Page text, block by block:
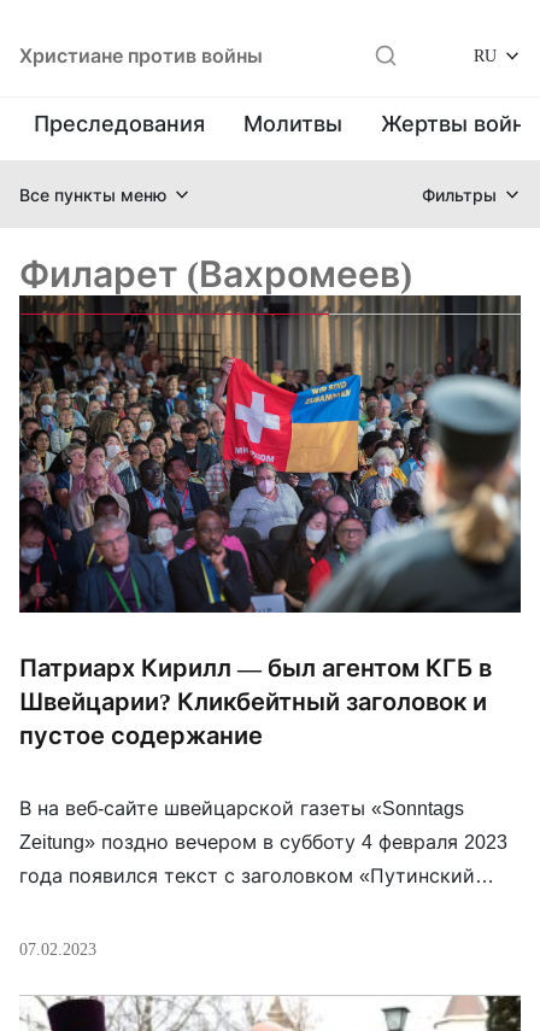
Христиане против войны RU
Преследования Молитвы Жертвы
Все пункты меню Фильтры
Филарет (Вахромеев)
Патриарх Кирилл — был агентом КГБ в
Швейцарии? Кликбейтный заголовок и
пустое содержание
В на веб-сайте швейцарской газеты «Sonntags
Zeitung» поздно вечером в субботу 4 февраля 2023
года появился текст с заголовком «Путинский
подзаголовке статьи пояснялось, что в ней речь
Кирилл (Гундяев) в 1970-е годы работал в Женеве
07.02.2023